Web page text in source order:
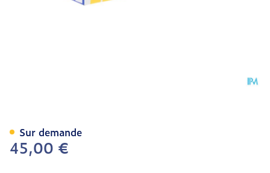
45,00 €
Sur demande